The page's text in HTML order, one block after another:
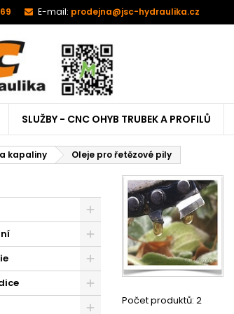
E-mail: prodejna@jsc-hydraulika.cz
SLUŽBY - CNC OHYB TRUBEK A PROFILŮ
kapaliny Oleje pro řetězové pily
Počet produktů: 2